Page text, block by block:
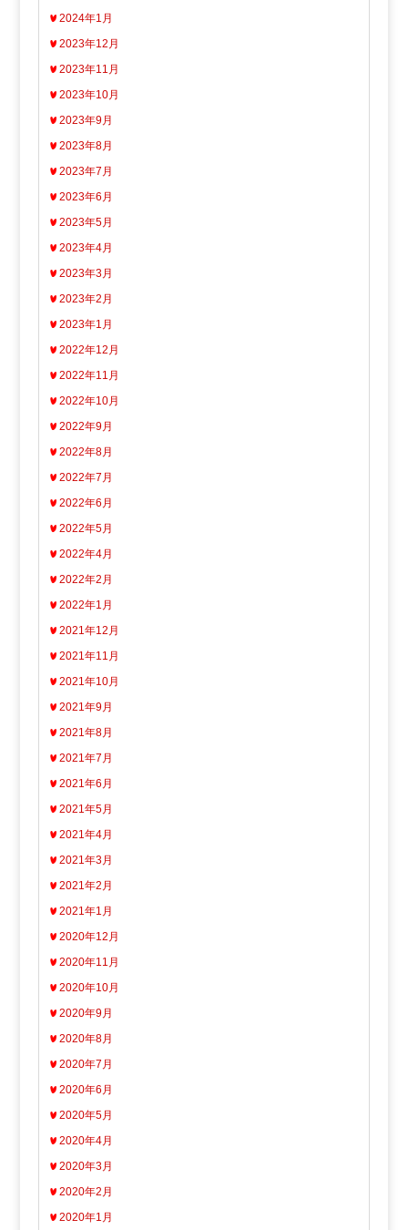
2024年1月
2023年12月
2023年11月
2023年10月
2023年9月
2023年8月
2023年7月
2023年6月
2023年5月
2023年4月
2023年3月
2023年2月
2023年1月
2022年12月
2022年11月
2022年10月
2022年9月
2022年8月
2022年7月
2022年6月
2022年5月
2022年4月
2022年2月
2022年1月
2021年12月
2021年11月
2021年10月
2021年9月
2021年8月
2021年7月
2021年6月
2021年5月
2021年4月
2021年3月
2021年2月
2021年1月
2020年12月
2020年11月
2020年10月
2020年9月
2020年8月
2020年7月
2020年6月
2020年5月
2020年4月
2020年3月
2020年2月
2020年1月